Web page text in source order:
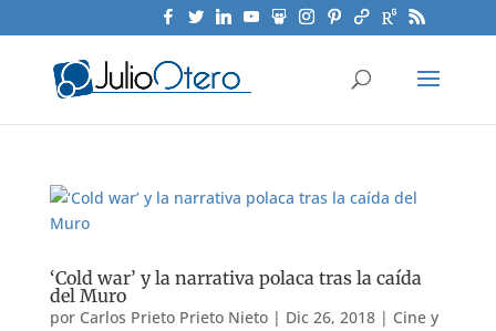
‘Cold war’ y la narrativa polaca tras la caída
del Muro
por Carlos Prieto Prieto Nieto| Dic 26, 2018| Cine y